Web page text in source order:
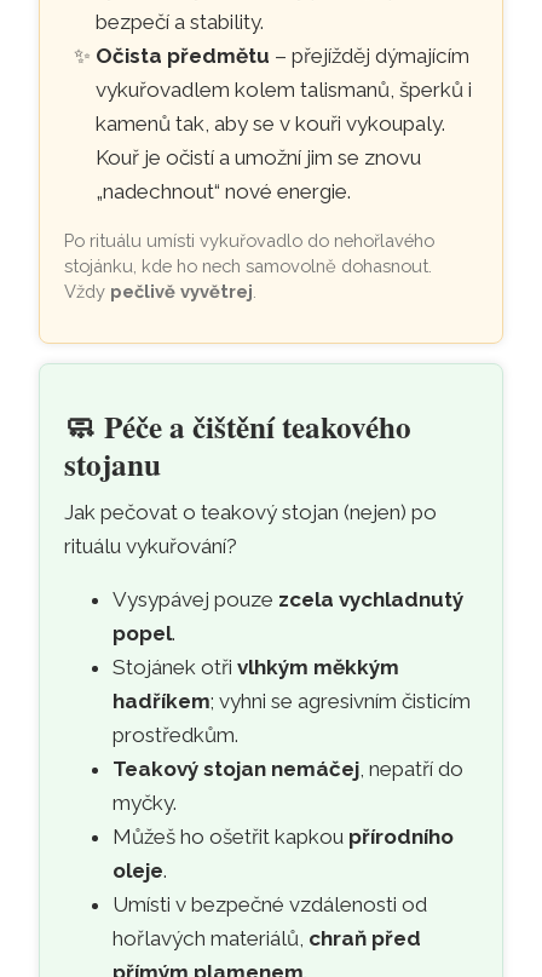
bezpečí a stability.
Očista předmětu – přejížděj dýmajícím
vykuřovadlem kolem talismanů, šperků i
kamenů tak, aby se v kouři vykoupaly.
Kouř je očistí a umožní jim se znovu
„nadechnout“ nové energie.
Po rituálu umísti vykuřovadlo do nehořlavého
stojánku, kde ho nech samovolně dohasnout.
Vždy pečlivě vyvětrej
🧼Péče a čištění teakového
stojanu
Jak pečovat o teakový stojan (nejen) po
rituálu vykuřování?
Vysypávej pouze zcela vychladnutý
popel.
Stojánek otřivlhkým měkkým
hadříkem; vyhni se agresivním čisticím
prostředkům.
Teakový stojan nemáčej , nepatří do
myčky.
Můžeš ho ošetřit kapkou přírodního
oleje.
Umísti v bezpečné vzdálenosti od
hořlavých materiálů, chraň před
přímým plamenem.